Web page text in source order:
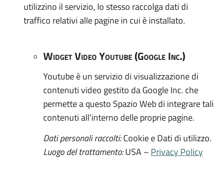
utilizzino il servizio, lo stesso raccolga dati di
traffico relativi alle pagine in cui è installato.
Widget Video Youtube (Google Inc.)
Youtube è un servizio di visualizzazione di
contenuti video gestito da Google Inc. che
permette a questo Spazio Web di integrare tali
contenuti all’interno delle proprie pagine.
Dati personali raccolti:Cookie e Dati di utilizzo.
Luogo del trattamento:USA – Privacy Policy